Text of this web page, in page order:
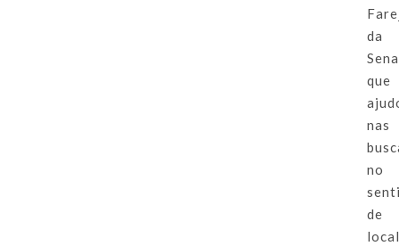
da
que
nas
no
de